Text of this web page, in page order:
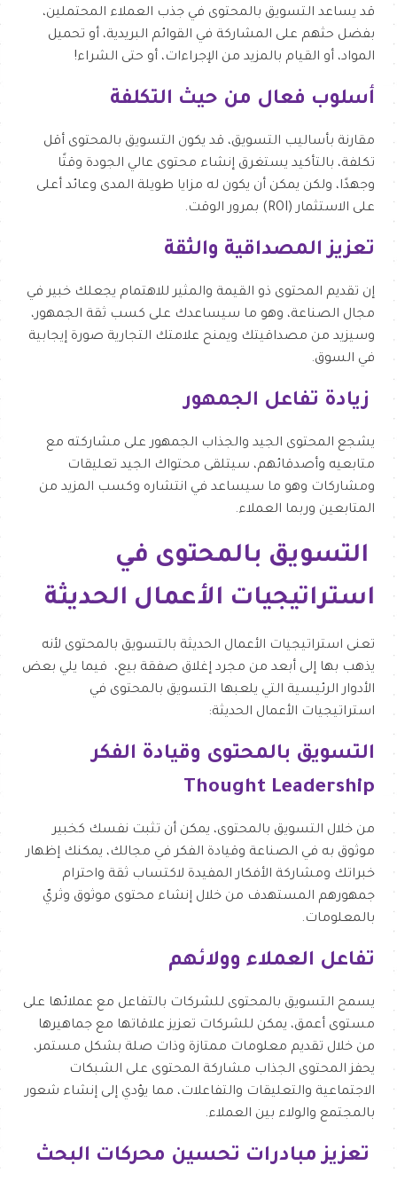
قد يساعد التسويق بالمحتوى في جذب العملاء المحتملين،
بفضل حثهم على المشاركة في القوائم البريدية، أو تحميل
المواد، أو القيام بالمزيد من الإجراءات، أو حتى الشراء!
أسلوب فعال من حيث التكلفة
مقارنة بأساليب التسويق، قد يكون التسويق بالمحتوى أقل
تكلفة، بالتأكيد يستغرق إنشاء محتوى عالي الجودة وقتًا
وجهدًا، ولكن يمكن أن يكون له مزايا طويلة المدى وعائد أعلى
على الاستثمار (ROI) بمرور الوقت.
تعزيز المصداقية والثقة
إن تقديم المحتوى ذو القيمة والمثير للاهتمام يجعلك خبير في
مجال الصناعة، وهو ما سيساعدك على كسب ثقة الجمهور،
وسيزيد من مصداقيتك ويمنح علامتك التجارية صورة إيجابية
في السوق.
زيادة تفاعل الجمهور
يشجع المحتوى الجيد والجذاب الجمهور على مشاركته مع
متابعيه وأصدقائهم، سيتلقى محتواك الجيد تعليقات
ومشاركات وهو ما سيساعد في انتشاره وكسب المزيد من
المتابعين وربما العملاء.
التسويق بالمحتوى في
استراتيجيات الأعمال الحديثة
تعنى استراتيجيات الأعمال الحديثة بالتسويق بالمحتوى لأنه
يذهب بها إلى أبعد من مجرد إغلاق صفقة بيع، فيما يلي بعض
الأدوار الرئيسية التي يلعبها التسويق بالمحتوى في
استراتيجيات الأعمال الحديثة:
التسويق بالمحتوى وقيادة الفكر
Thought Leadership
من خلال التسويق بالمحتوى، يمكن أن تثبت نفسك كخبير
موثوق به في الصناعة وقيادة الفكر في مجالك، يمكنك إظهار
خبراتك ومشاركة الأفكار المفيدة لاكتساب ثقة واحترام
جمهورهم المستهدف من خلال إنشاء محتوى موثوق وثريّ
بالمعلومات.
تفاعل العملاء وولائهم
يسمح التسويق بالمحتوى للشركات بالتفاعل مع عملائها على
مستوى أعمق، يمكن للشركات تعزيز علاقاتها مع جماهيرها
من خلال تقديم معلومات ممتازة وذات صلة بشكل مستمر،
يحفز المحتوى الجذاب مشاركة المحتوى على الشبكات
الاجتماعية والتعليقات والتفاعلات، مما يؤدي إلى إنشاء شعور
بالمجتمع والولاء بين العملاء.
تعزيز مبادرات تحسين محركات البحث